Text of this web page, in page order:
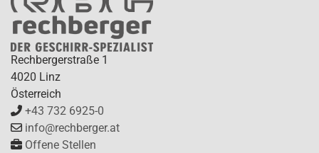
Rechbergerstraße 1
4020 Linz
Österreich
+43 732 6925-0
info@rechberger.at
Offene Stellen